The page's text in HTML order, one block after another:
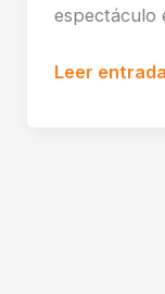
espectáculo
Leer